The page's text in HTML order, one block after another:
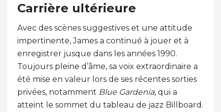
Carrière ultérieure
Avec des scènes suggestives et une attitude
impertinente, James a continué à jouer et à
enregistrer jusque dans les années 1990.
Toujours pleine d’âme, sa voix extraordinaire a
été mise en valeur lors de ses récentes sorties
privées, notamment Blue Gardenia, qui a
atteint le sommet du tableau de jazz Billboard.